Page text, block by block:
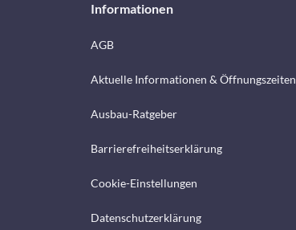
Informationen
AGB
Aktuelle Informationen & Öffnungszeiten
Ausbau-Ratgeber
Barrierefreiheitserklärung
Cookie-Einstellungen
Datenschutzerklärung